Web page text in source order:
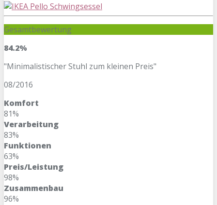
Gesamtbewertung
84.2%
"Minimalistischer Stuhl zum kleinen Preis"
08/2016
Komfort
81%
Verarbeitung
83%
Funktionen
63%
Preis/Leistung
98%
Zusammenbau
96%